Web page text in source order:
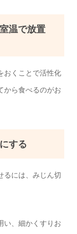
温で放置
おくことで活性化
から食べるのがお
する
るには、みじん切
い、細かくすりお